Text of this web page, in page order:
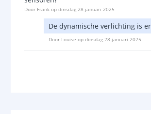
Door Frank op dinsdag 28 januari 2025
De dynamische verlichting is
Door Louise op dinsdag 28 januari 2025